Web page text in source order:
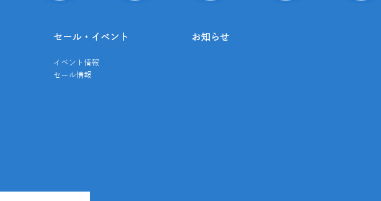
セール・イベント
イベント情報
セール情報
お知らせ